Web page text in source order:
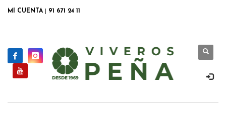
MI CUENTA 91 671 24 11